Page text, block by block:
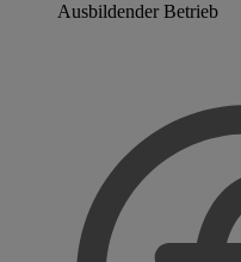
Ausbildender Betrieb